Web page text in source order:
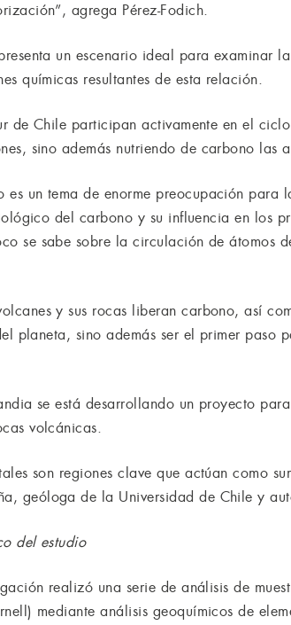
agrega Pérez-Fodich.
un escenario ideal para examinar
químicas resultantes de esta relación.
de Chile participan activamente en el
sino además nutriendo de carbono las
un tema de enorme preocupación para
del carbono y su influencia en los
se sabe sobre la circulación de átomos
y sus rocas liberan carbono, así
planeta, sino además ser el primer
se está desarrollando un proyecto
volcánicas.
son regiones clave que actúan como
geóloga de la Universidad de Chile y
del estudio
realizó una serie de análisis de
mediante análisis geoquímicos de